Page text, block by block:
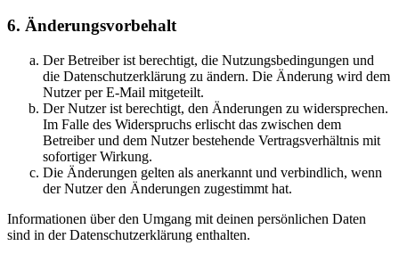
6. Änderungsvorbehalt
Der Betreiber ist berechtigt, die Nutzungsbedingungen und
die Datenschutzerklärung zu ändern. Die Änderung wird dem
Nutzer per E-Mail mitgeteilt.
Der Nutzer ist berechtigt, den Änderungen zu widersprechen.
Im Falle des Widerspruchs erlischt das zwischen dem
Betreiber und dem Nutzer bestehende Vertragsverhältnis mit
sofortiger Wirkung.
Die Änderungen gelten als anerkannt und verbindlich, wenn
der Nutzer den Änderungen zugestimmt hat.
Informationen über den Umgang mit deinen persönlichen Daten
sind in der Datenschutzerklärung enthalten.